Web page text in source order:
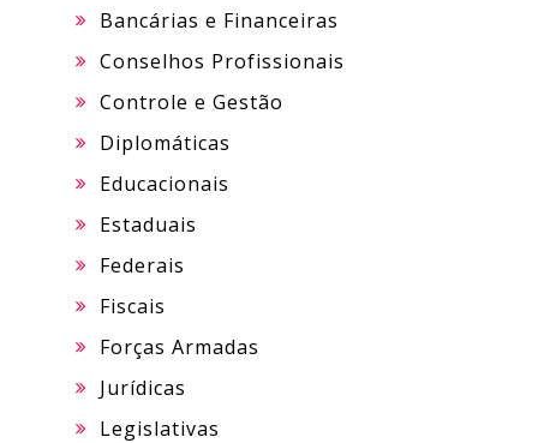
Bancárias e Financeiras
Conselhos Profissionais
Controle e Gestão
Diplomáticas
Educacionais
Estaduais
Federais
Fiscais
Forças Armadas
Jurídicas
Legislativas